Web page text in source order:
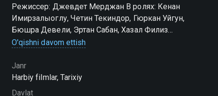
Режиссер: Джевдет Мерджан В ролях: Кенан
Имирзалыоглу, Четин Текиндор, Гюркан Уйгун,
Бюшра Девели, Эртан Сабан, Хазал Филиз
Кючюккёсе, Исмаил Демирджи, Фунда Эрйигит,
Бурак Тамдоган, Эргун Куюджу, Топрак Саглам,
Лейла Танлар, Явуз Сепетчи, Мерт Языджыоглу,
Каан Чакыр, Мераль Четинкая, Реджеп Гюнейсу,
O'qishni davom ettish
Janr
Harbiy filmlar, Tarixiy
Davlat